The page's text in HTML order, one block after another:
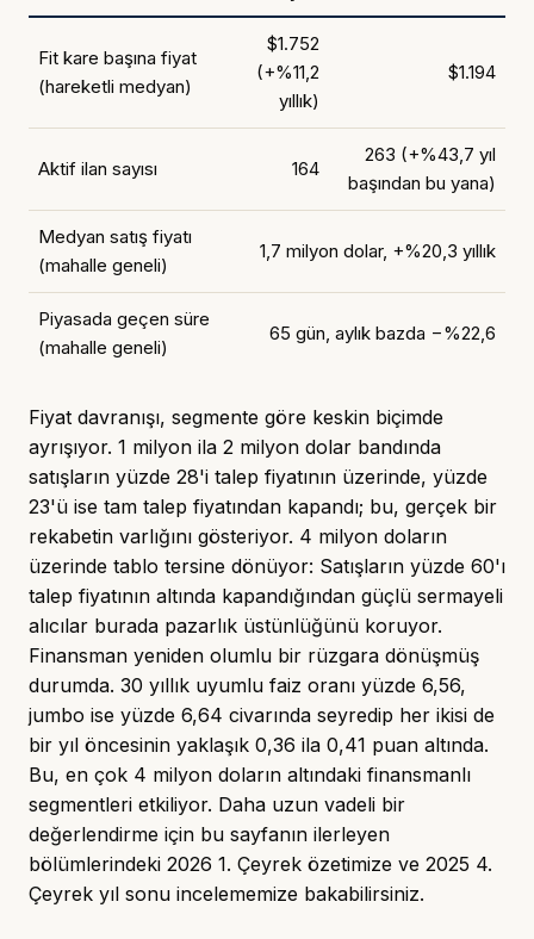
Fit kare başına fiyat
(hareketli medyan)
$1.752
(+%11,2
yıllık)
$1.194
Aktif ilan sayısı 164
263 (+%43,7 yıl
başından bu yana)
Medyan satış fiyatı
(mahalle geneli)
1,7 milyon dolar, +%20,3 yıllık
Piyasada geçen süre
(mahalle geneli)
65 gün, aylık bazda −%22,6
Fiyat davranışı, segmente göre keskin biçimde
ayrışıyor. 1 milyon ila 2 milyon dolar bandında
satışların yüzde 28'i talep fiyatının üzerinde, yüzde
23'ü ise tam talep fiyatından kapandı; bu, gerçek bir
rekabetin varlığını gösteriyor. 4 milyon doların
üzerinde tablo tersine dönüyor: Satışların yüzde 60'ı
talep fiyatının altında kapandığından güçlü sermayeli
alıcılar burada pazarlık üstünlüğünü koruyor.
Finansman yeniden olumlu bir rüzgara dönüşmüş
durumda. 30 yıllık uyumlu faiz oranı yüzde 6,56,
jumbo ise yüzde 6,64 civarında seyredip her ikisi de
bir yıl öncesinin yaklaşık 0,36 ila 0,41 puan altında.
Bu, en çok 4 milyon doların altındaki finansmanlı
segmentleri etkiliyor. Daha uzun vadeli bir
değerlendirme için bu sayfanın ilerleyen
bölümlerindeki 2026 1. Çeyrek özetimize ve 2025 4.
Çeyrek yıl sonu incelememize bakabilirsiniz.